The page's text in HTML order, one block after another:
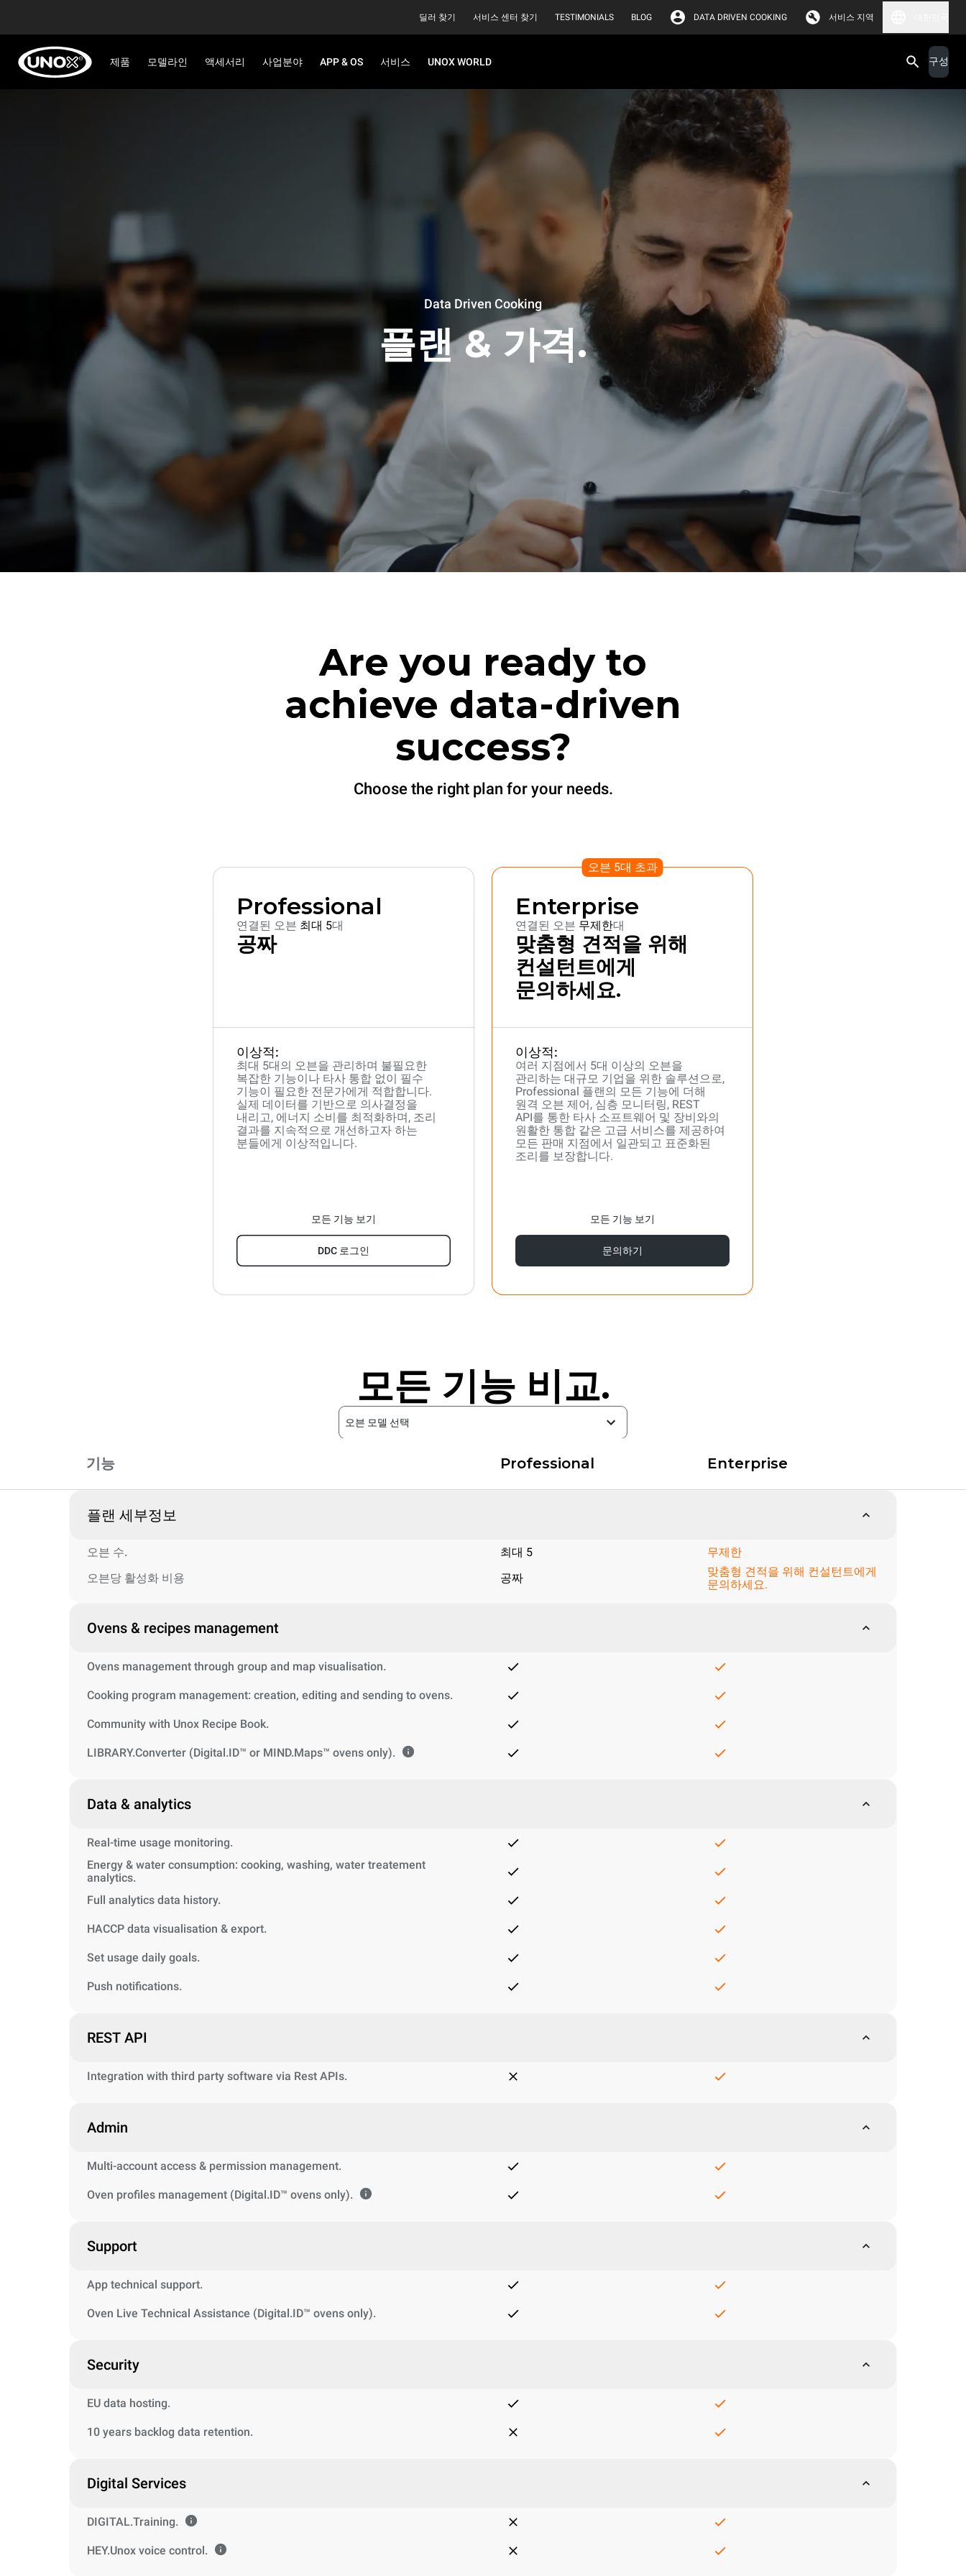
딜러 찾기 서비스 센터 찾기 TESTIMONIALS BLOG DATA DRIVEN COOKING 서비스 지역
제품 모델라인 액세서리 사업분야 APP & OS 서비스 UNOX WORLD 구성
Data Driven Cooking
플랜 & 가격.
Are you ready to
achieve data-driven
success?
Choose the right plan for your needs.
Professional
연결된 오븐 최대 5대
공짜
이상적:
최대 5대의 오븐을 관리하며 불필요한
복잡한 기능이나 타사 통합 없이 필수
기능이 필요한 전문가에게 적합합니다.
실제 데이터를 기반으로 의사결정을
내리고, 에너지 소비를 최적화하며, 조리
결과를 지속적으로 개선하고자 하는
분들에게 이상적입니다.
모든 기능 보기
DDC 로그인
오븐 5대 초과
Enterprise
연결된 오븐 무제한대
맞춤형 견적을 위해
컨설턴트에게
문의하세요.
이상적:
여러 지점에서 5대 이상의 오븐을
관리하는 대규모 기업을 위한 솔루션으로,
Professional 플랜의 모든 기능에 더해
원격 오븐 제어, 심층 모니터링, REST
API를 통한 타사 소프트웨어 및 장비와의
원활한 통합 같은 고급 서비스를 제공하여
모든 판매 지점에서 일관되고 표준화된
조리를 보장합니다.
모든 기능 보기
문의하기
모든 기능 비교.
오븐 모델 선택
기능 Professional Enterprise
플랜 세부정보
오븐 수. 최대 5
무제한
오븐당 활성화 비용
공짜
맞춤형 견적을 위해 컨설턴트에게
문의하세요.
Ovens & recipes management
Ovens management through group and map visualisation.
Cooking program management: creation, editing and sending to ovens.
Community with Unox Recipe Book.
LIBRARY.Converter (Digital.ID™ or MIND.Maps™ ovens only).
Data & analytics
Real-time usage monitoring.
Energy & water consumption: cooking, washing, water treatement
analytics.
Full analytics data history.
HACCP data visualisation & export.
Set usage daily goals.
Push notifications.
REST API
Integration with third party software via Rest APIs.
Admin
Multi-account access & permission management.
Oven profiles management (Digital.ID™ ovens only).
Support
App technical support.
Oven Live Technical Assistance (Digital.ID™ ovens only).
Security
EU data hosting.
10 years backlog data retention.
Digital Services
DIGITAL.Training.
HEY.Unox voice control.